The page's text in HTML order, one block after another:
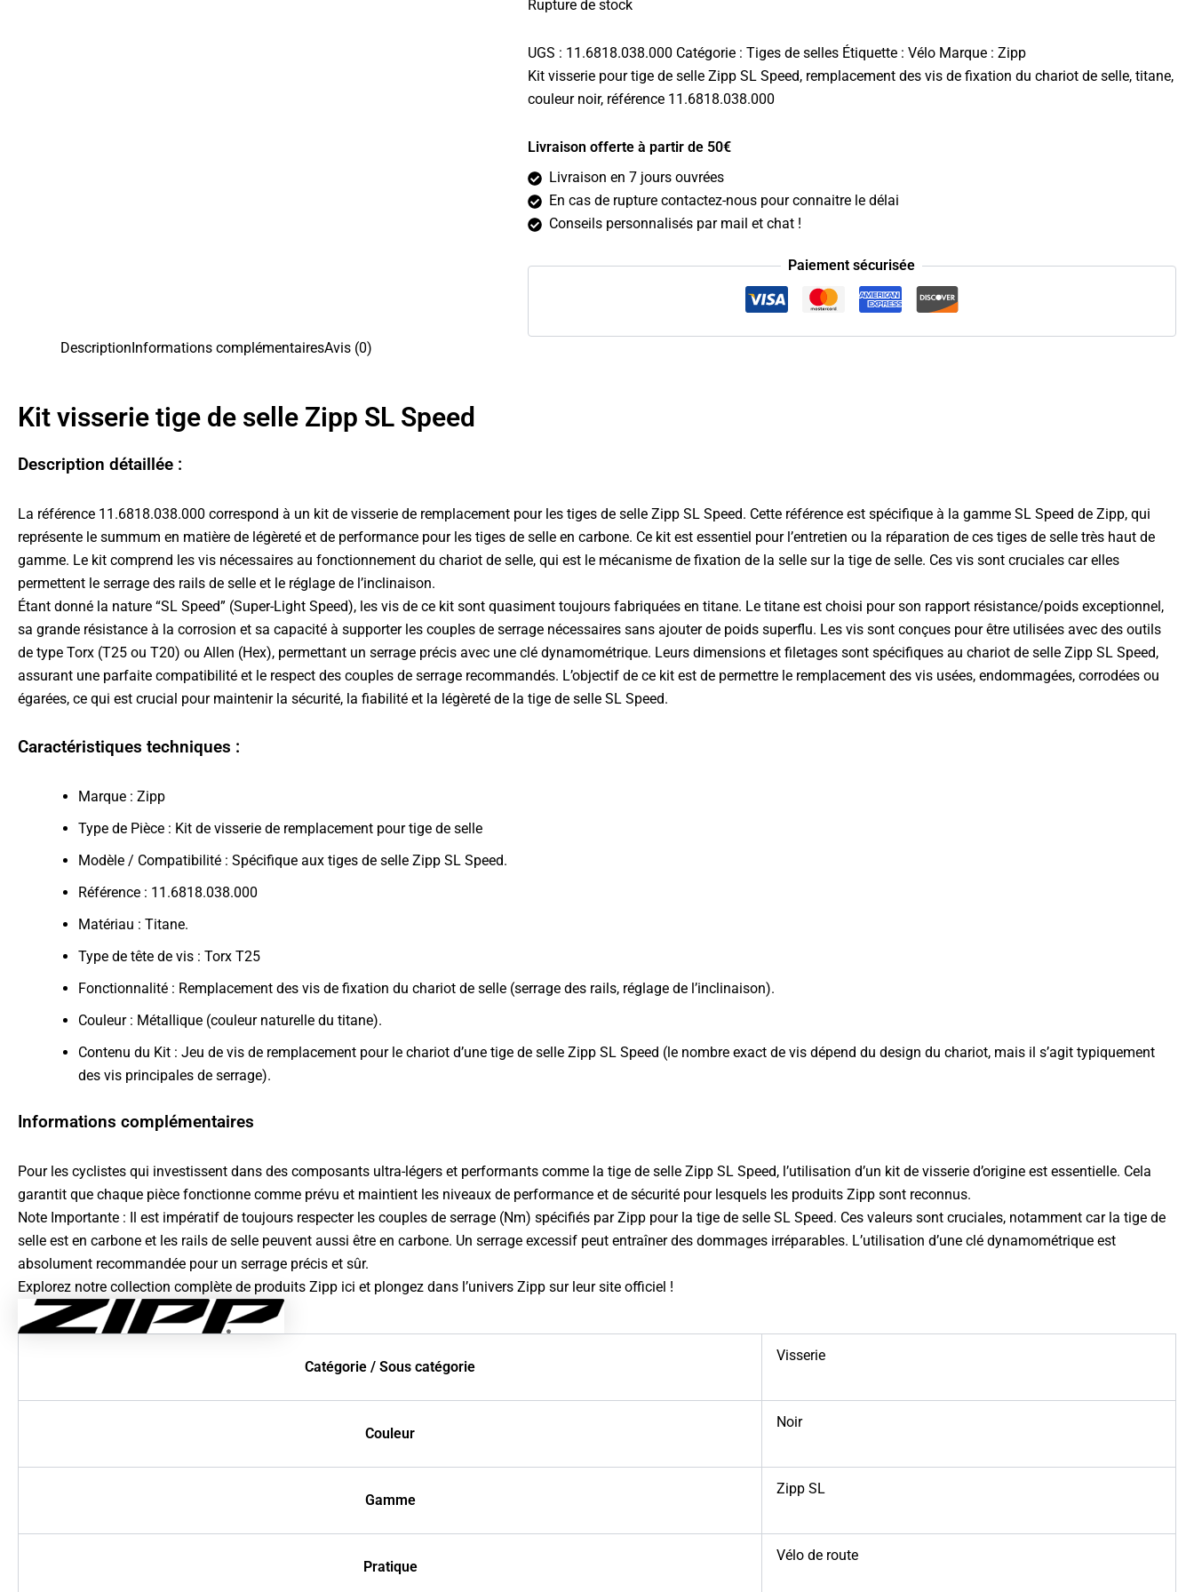
7.00€.6.30€.
Rupture de stock
UGS : 11.6818.038.000 Catégorie : Tiges de selles Étiquette : Vélo Marque : Zipp
Kit visserie pour tige de selle Zipp SL Speed, remplacement des vis de fixation du chariot de selle, titane,
couleur noir, référence 11.6818.038.000
Livraison offerte à partir de 50€
Livraison en 7 jours ouvrées
En cas de rupture contactez-nous pour connaitre le délai
Conseils personnalisés par mail et chat !
Paiement sécurisée
DescriptionInformations complémentairesAvis (0)
Kit visserie tige de selle Zipp SL Speed
Description détaillée :
La référence 11.6818.038.000 correspond à un kit de visserie de remplacement pour les tiges de selle Zipp SL Speed. Cette référence est spécifique à la gamme SL Speed de Zipp, qui
représente le summum en matière de légèreté et de performance pour les tiges de selle en carbone. Ce kit est essentiel pour l’entretien ou la réparation de ces tiges de selle très haut de
gamme. Le kit comprend les vis nécessaires au fonctionnement du chariot de selle, qui est le mécanisme de fixation de la selle sur la tige de selle. Ces vis sont cruciales car elles
permettent le serrage des rails de selle et le réglage de l’inclinaison.
Étant donné la nature “SL Speed” (Super-Light Speed), les vis de ce kit sont quasiment toujours fabriquées en titane. Le titane est choisi pour son rapport résistance/poids exceptionnel,
sa grande résistance à la corrosion et sa capacité à supporter les couples de serrage nécessaires sans ajouter de poids superflu. Les vis sont conçues pour être utilisées avec des outils
de type Torx (T25 ou T20) ou Allen (Hex), permettant un serrage précis avec une clé dynamométrique. Leurs dimensions et filetages sont spécifiques au chariot de selle Zipp SL Speed,
assurant une parfaite compatibilité et le respect des couples de serrage recommandés. L’objectif de ce kit est de permettre le remplacement des vis usées, endommagées, corrodées ou
égarées, ce qui est crucial pour maintenir la sécurité, la fiabilité et la légèreté de la tige de selle SL Speed.
Caractéristiques techniques :
Marque : Zipp
Type de Pièce : Kit de visserie de remplacement pour tige de selle
Modèle / Compatibilité : Spécifique aux tiges de selle Zipp SL Speed.
Référence : 11.6818.038.000
Matériau : Titane.
Type de tête de vis : Torx T25
Fonctionnalité : Remplacement des vis de fixation du chariot de selle (serrage des rails, réglage de l’inclinaison).
Couleur : Métallique (couleur naturelle du titane).
Contenu du Kit : Jeu de vis de remplacement pour le chariot d’une tige de selle Zipp SL Speed (le nombre exact de vis dépend du design du chariot, mais il s’agit typiquement
des vis principales de serrage).
Informations complémentaires
Pour les cyclistes qui investissent dans des composants ultra-légers et performants comme la tige de selle Zipp SL Speed, l’utilisation d’un kit de visserie d’origine est essentielle. Cela
garantit que chaque pièce fonctionne comme prévu et maintient les niveaux de performance et de sécurité pour lesquels les produits Zipp sont reconnus.
Note Importante : Il est impératif de toujours respecter les couples de serrage (Nm) spécifiés par Zipp pour la tige de selle SL Speed. Ces valeurs sont cruciales, notamment car la tige de
selle est en carbone et les rails de selle peuvent aussi être en carbone. Un serrage excessif peut entraîner des dommages irréparables. L’utilisation d’une clé dynamométrique est
absolument recommandée pour un serrage précis et sûr.
Explorez notre collection complète de produits Zipp ici et plongez dans l’univers Zipp sur leur site officiel !
Catégorie / Sous catégorie
Visserie
Couleur
Noir
Gamme
Zipp SL
Pratique
Vélo de route